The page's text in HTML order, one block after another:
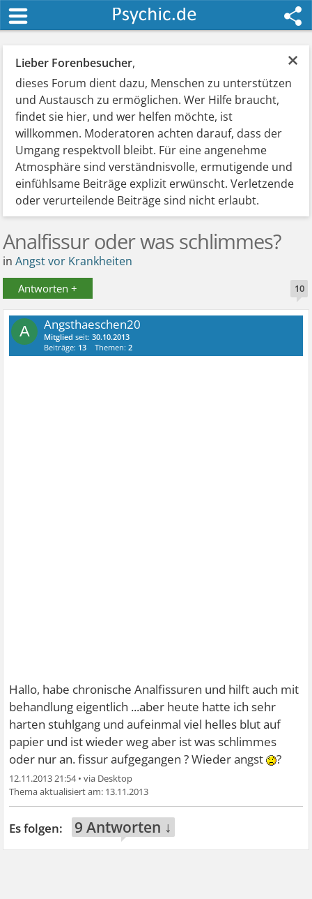
×
Lieber Forenbesucher,
dieses Forum dient dazu, Menschen zu unterstützen
und Austausch zu ermöglichen. Wer Hilfe braucht,
findet sie hier, und wer helfen möchte, ist
willkommen. Moderatoren achten darauf, dass der
Umgang respektvoll bleibt. Für eine angenehme
Atmosphäre sind verständnisvolle, ermutigende und
einfühlsame Beiträge explizit erwünscht. Verletzende
oder verurteilende Beiträge sind nicht erlaubt.
Analfissur oder was schlimmes?
inAngst vor Krankheiten
Antworten + 10
A Angsthaeschen20
Mitglied seit:30.10.2013
Beiträge: 13 Themen:2
Hallo, habe chronische Analfissuren und hilft auch mit
behandlung eigentlich ...aber heute hatte ich sehr
harten stuhlgang und aufeinmal viel helles blut auf
papier und ist wieder weg aber ist was schlimmes
oder nur an. fissur aufgegangen ? Wieder angst
?
12.11.2013 21:54•
13.11.2013
9 Antworten ↓